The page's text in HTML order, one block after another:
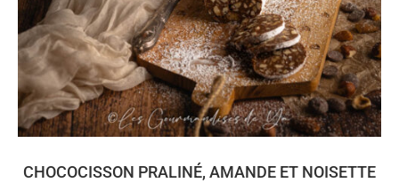
CHOCOCISSON PRALINÉ, AMANDE ET NOISETTE